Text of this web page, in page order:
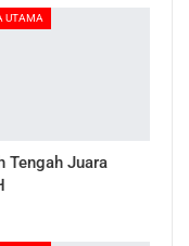
UTAMA
Tengah Juara